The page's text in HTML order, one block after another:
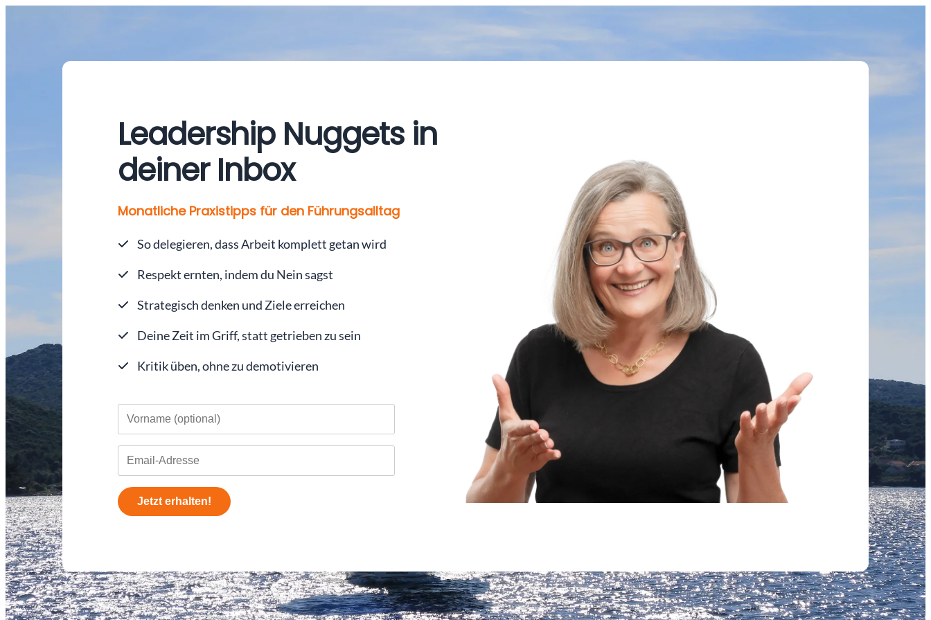
Leadership Nuggets in
deiner Inbox
Monatliche Praxistipps für den Führungsalltag
So delegieren, dass Arbeit komplett getan wird
Respekt ernten, indem du Nein sagst
Strategisch denken und Ziele erreichen
Deine Zeit im Griff, statt getrieben zu sein
Kritik üben, ohne zu demotivieren
Jetzt erhalten!